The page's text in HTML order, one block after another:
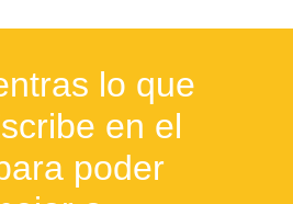
lo que
en el
poder